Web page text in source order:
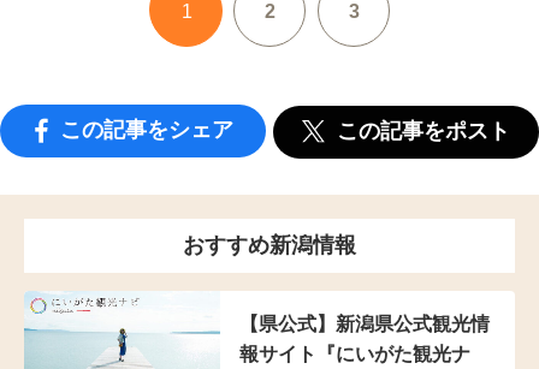
1 2 3
この記事をシェア この記事をポスト
おすすめ新潟情報
【県公式】新潟県公式観光情
報サイト『にいがた観光ナ